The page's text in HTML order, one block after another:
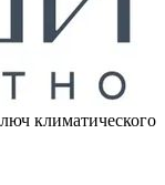
климатического